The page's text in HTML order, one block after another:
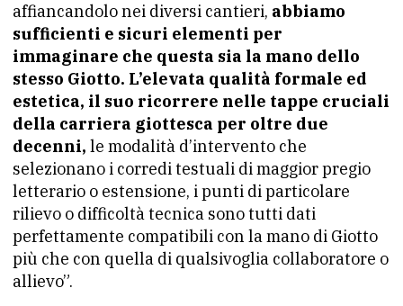
affiancandolo nei diversi cantieri, abbiamo
sufficienti e sicuri elementi per
immaginare che questa sia la mano dello
stesso Giotto. L’elevata qualità formale ed
estetica, il suo ricorrere nelle tappe cruciali
della carriera giottesca per oltre due
decenni, le modalità d’intervento che
selezionano i corredi testuali di maggior pregio
letterario o estensione, i punti di particolare
rilievo o difficoltà tecnica sono tutti dati
perfettamente compatibili con la mano di Giotto
più che con quella di qualsivoglia collaboratore o
allievo”.